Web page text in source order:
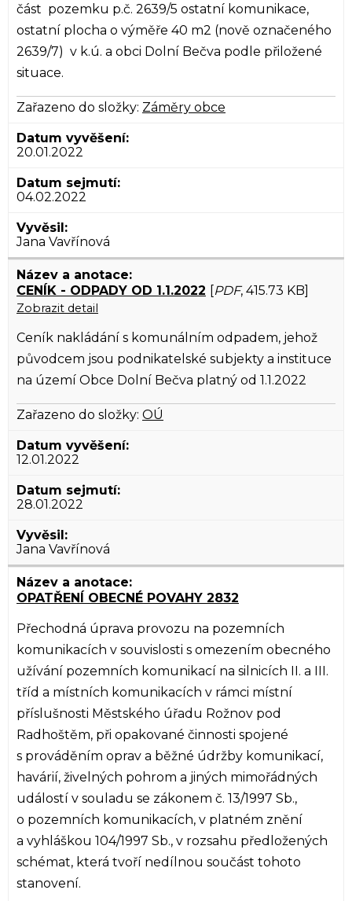
část pozemku p.č. 2639/5 ostatní komunikace,
ostatní plocha o výměře 40 m2 (nově označeného
2639/7) v k.ú. a obci Dolní Bečva podle přiložené
situace.
Zařazeno do složky: Záměry obce
20.01.2022
04.02.2022
Jana Vavřínová
CENÍK - ODPADY OD 1.1.2022 [PDF, 415.73 KB]
Zobrazit detail
Ceník nakládání s komunálním odpadem, jehož
původcem jsou podnikatelské subjekty a instituce
na území Obce Dolní Bečva platný od 1.1.2022
Zařazeno do složky: OÚ
12.01.2022
28.01.2022
Jana Vavřínová
OPATŘENÍ OBECNÉ POVAHY 2832
Přechodná úprava provozu na pozemních
komunikacích v souvislosti s omezením obecného
užívání pozemních komunikací na silnicích II. a III.
tříd a místních komunikacích v rámci místní
příslušnosti Městského úřadu Rožnov pod
Radhoštěm, při opakované činnosti spojené
s prováděním oprav a běžné údržby komunikací,
havárií, živelných pohrom a jiných mimořádných
událostí v souladu se zákonem č. 13/1997 Sb.,
o pozemních komunikacích, v platném znění
a vyhláškou 104/1997 Sb., v rozsahu předložených
schémat, která tvoří nedílnou součást tohoto
stanovení.